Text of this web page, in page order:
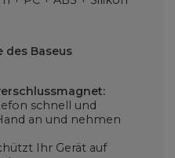
des Baseus
schnell und
an und nehmen
Ihr Gerät auf